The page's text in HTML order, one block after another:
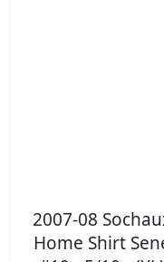
2007-08
Home Shirt